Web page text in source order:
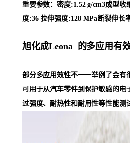
重要参数：密度:1.52 g/cm3成型收
度:36 拉伸强度:128 MPa断裂伸长
旭化成Leona 的多应用有
部分多应用效性不一一举例了会有
可用于从汽车零件到保护敏感的电
过强度、耐热性和耐用性等性能测